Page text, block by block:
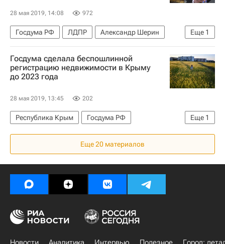
28 мая 2019, 14:08 972
Еще 1
Госдума РФ ЛДПР
Александр Шерин
Недвижимость
Госдума сделала беспошлинной
регистрацию недвижимости в Крыму
до 2023 года
28 мая 2019, 13:45 202
Еще 1
Республика Крым
Госдума РФ
Недвижимость
Еще 20 материалов